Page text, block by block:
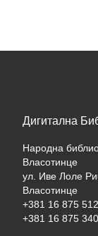
Дигитална
Народна
Власотинце
ул. Иве Лоле
Власотинце
+381 16 875 512
+381 16 875 340